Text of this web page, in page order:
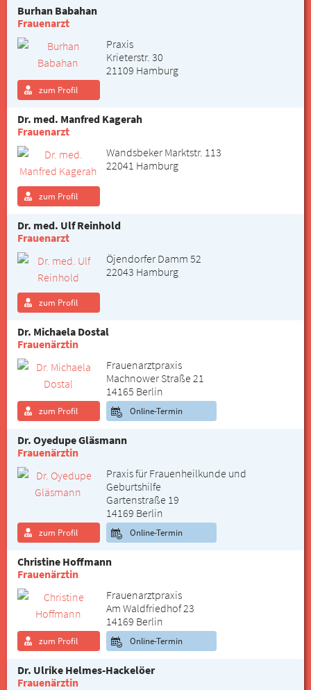
Burhan Babahan
Frauenarzt
Praxis
Krieterstr. 30
21109 Hamburg
zum Profil
Dr. med. Manfred Kagerah
Frauenarzt
Wandsbeker Marktstr. 113
22041 Hamburg
zum Profil
Dr. med. Ulf Reinhold
Frauenarzt
Öjendorfer Damm 52
22043 Hamburg
zum Profil
Dr. Michaela Dostal
Frauenärztin
Frauenarztpraxis
Machnower Straße 21
14165 Berlin
zum Profil Online-Termin
Dr. Oyedupe Gläsmann
Frauenärztin
Praxis für Frauenheilkunde und
Geburtshilfe
Gartenstraße 19
14169 Berlin
zum Profil Online-Termin
Christine Hoffmann
Frauenärztin
Frauenarztpraxis
Am Waldfriedhof 23
14169 Berlin
zum Profil Online-Termin
Dr. Ulrike Helmes-Hackelöer
Frauenärztin